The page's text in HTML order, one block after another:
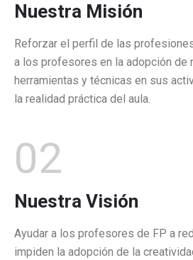
Nuestra Misión
Reforzar el perfil de las
a los profesores en la adopción de
herramientas y técnicas en sus
la realidad práctica del aula.
Nuestra Visión
02
Ayudar a los profesores de FP a
impiden la adopción de la